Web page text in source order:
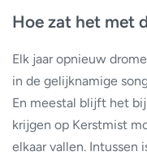
Hoe zat het met
Elk jaar opnieuw
in de gelijknamige
En meestal blijft het
krijgen op Kerstmist
elkaar vallen. Intussen